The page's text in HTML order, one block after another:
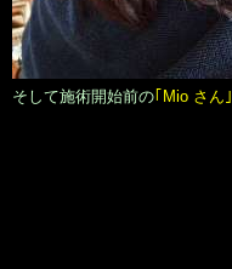
そして施術開始前の｢Mio さん｣